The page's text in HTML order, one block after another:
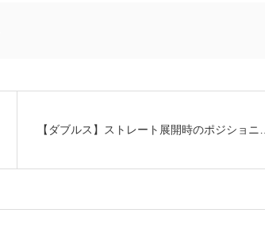
【ダブルス】ストレート展開時のポジショニ…